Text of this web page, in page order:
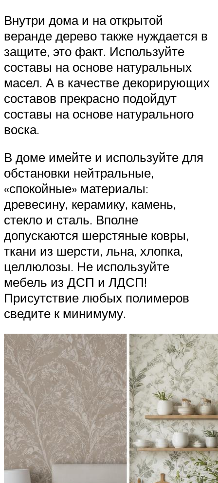
Внутри дома и на открытой
веранде дерево также нуждается в
защите, это факт. Используйте
составы на основе натуральных
масел. А в качестве декорирующих
составов прекрасно подойдут
составы на основе натурального
воска.
В доме имейте и используйте для
обстановки нейтральные,
«спокойные» материалы:
древесину, керамику, камень,
стекло и сталь. Вполне
допускаются шерстяные ковры,
ткани из шерсти, льна, хлопка,
целлюлозы. Не используйте
мебель из ДСП и ЛДСП!
Присутствие любых полимеров
сведите к минимуму.